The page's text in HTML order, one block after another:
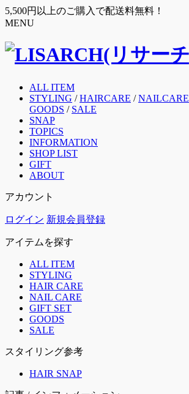
5,500円以上のご購入で配送料無料！
MENU
ALL ITEM
STYLING /HAIRCARE /NAILCARE
GOODS / SALE
SNAP
TOPICS
INFORMATION
SHOP LIST
GIFT
ABOUT
アカウント
ログイン 新規会員登録
アイテムを探す
ALL ITEM
STYLING
HAIR CARE
NAIL CARE
GIFT SET
GOODS
SALE
スタイリング参考
HAIR SNAP